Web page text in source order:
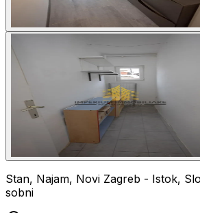
Stan, Najam, Novi Zagreb - Istok,
sobni